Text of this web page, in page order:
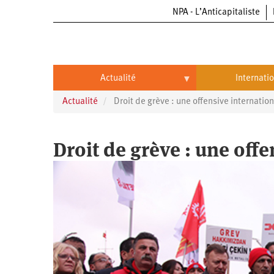
NPA - L’Anticapitaliste
Actualité
Actualité
Entreprises
Aéronautique
Commerce
Oppressions
Antiracisme
Féminisme
Écologie
Éducation
International
Chine
Continents
Afrique
Actualité Droit de grève : une offensive
Droit de grève : une